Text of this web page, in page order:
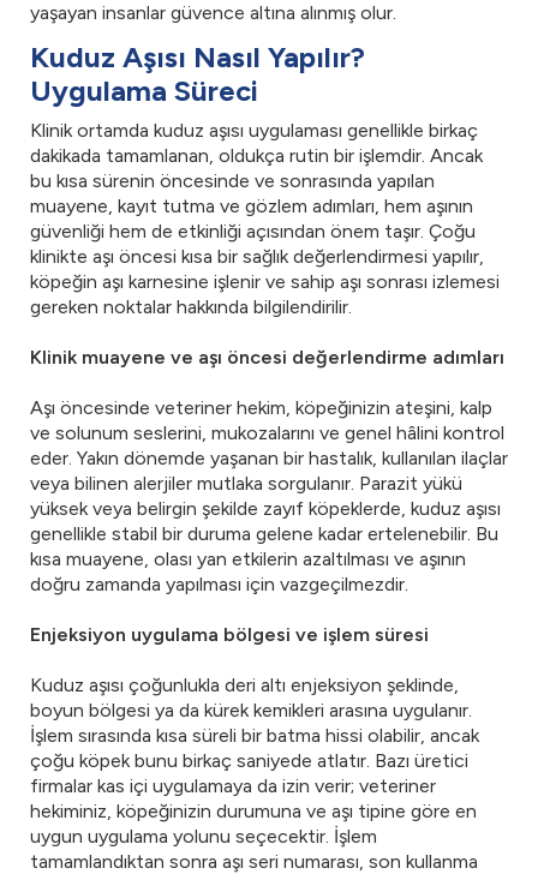
yaşayan insanlar güvence altına alınmış olur.
Kuduz Aşısı Nasıl Yapılır?
Uygulama Süreci
Klinik ortamda kuduz aşısı uygulaması genellikle birkaç
dakikada tamamlanan, oldukça rutin bir işlemdir. Ancak
bu kısa sürenin öncesinde ve sonrasında yapılan
muayene, kayıt tutma ve gözlem adımları, hem aşının
güvenliği hem de etkinliği açısından önem taşır. Çoğu
klinikte aşı öncesi kısa bir sağlık değerlendirmesi yapılır,
köpeğin aşı karnesine işlenir ve sahip aşı sonrası izlemesi
gereken noktalar hakkında bilgilendirilir.
Klinik muayene ve aşı öncesi değerlendirme adımları
Aşı öncesinde veteriner hekim, köpeğinizin ateşini, kalp
ve solunum seslerini, mukozalarını ve genel hâlini kontrol
eder. Yakın dönemde yaşanan bir hastalık, kullanılan ilaçlar
veya bilinen alerjiler mutlaka sorgulanır. Parazit yükü
yüksek veya belirgin şekilde zayıf köpeklerde, kuduz aşısı
genellikle stabil bir duruma gelene kadar ertelenebilir. Bu
kısa muayene, olası yan etkilerin azaltılması ve aşının
doğru zamanda yapılması için vazgeçilmezdir.
Enjeksiyon uygulama bölgesi ve işlem süresi
Kuduz aşısı çoğunlukla deri altı enjeksiyon şeklinde,
boyun bölgesi ya da kürek kemikleri arasına uygulanır.
İşlem sırasında kısa süreli bir batma hissi olabilir, ancak
çoğu köpek bunu birkaç saniyede atlatır. Bazı üretici
firmalar kas içi uygulamaya da izin verir; veteriner
hekiminiz, köpeğinizin durumuna ve aşı tipine göre en
uygun uygulama yolunu seçecektir. İşlem
tamamlandıktan sonra aşı seri numarası, son kullanma